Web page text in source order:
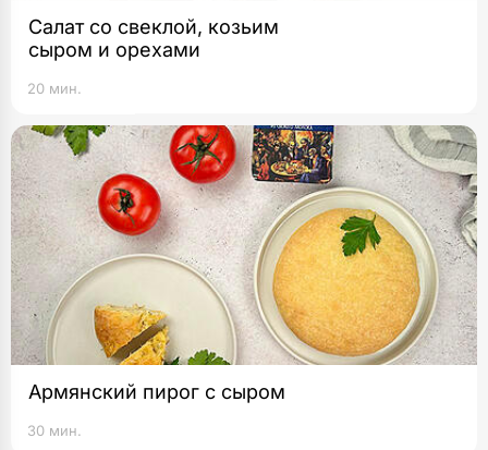
Салат со свеклой, козьим
сыром и орехами
20 мин.
Армянский пирог с сыром
30 мин.